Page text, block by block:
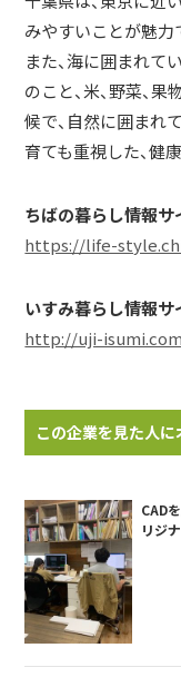
みやすいことが魅力
また、海に囲まれて
のこと、米、野菜、
候で、自然に囲まれ
育ても重視した、健
ちばの暮らし情報サ
https://life-
いすみ暮らし情報サ
http://uji-
この企業を見た人
CAD
リジ